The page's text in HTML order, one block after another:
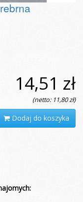
14,51 zł
(netto: 11,80 zł)
Dodaj do koszyka